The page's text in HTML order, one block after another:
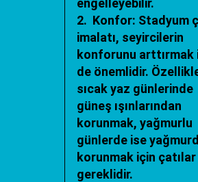
engelleyebilir.
2. Konfor: Stadyum
imalatı, seyircilerin
konforunu arttırmak
de önemlidir.
sıcak yaz günlerinde
güneş ışınlarından
korunmak, yağmurlu
günlerde ise
korunmak için çatılar
gereklidir.